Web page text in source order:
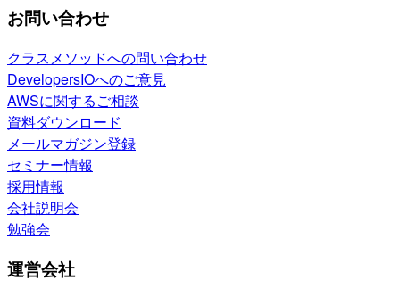
お問い合わせ
クラスメソッドへの問い合わせ
DevelopersIOへのご意見
AWSに関するご相談
資料ダウンロード
メールマガジン登録
セミナー情報
採用情報
会社説明会
勉強会
運営会社